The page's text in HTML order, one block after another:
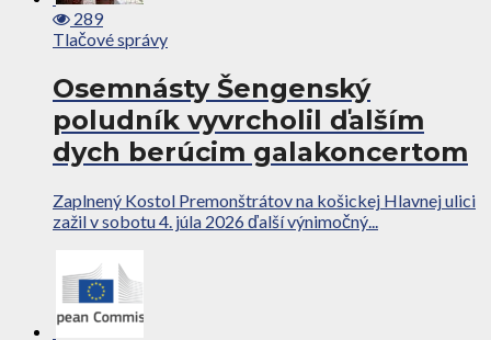
289
Tlačové správy
Osemnásty Šengenský
poludník vyvrcholil ďalším
dych berúcim galakoncertom
Zaplnený Kostol Premonštrátov na košickej Hlavnej ulici
zažil v sobotu 4. júla 2026 ďalší výnimočný...